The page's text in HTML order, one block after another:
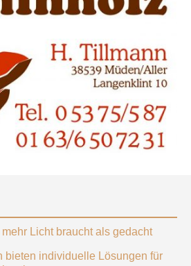
Licht braucht als gedacht
bieten individuelle Lösungen für